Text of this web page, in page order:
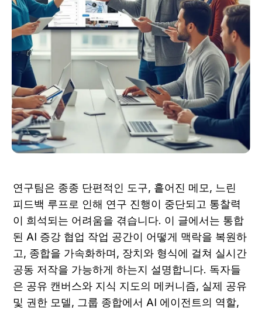
연구팀은 종종 단편적인 도구, 흩어진 메모, 느린
피드백 루프로 인해 연구 진행이 중단되고 통찰력
이 희석되는 어려움을 겪습니다. 이 글에서는 통합
된 AI 증강 협업 작업 공간이 어떻게 맥락을 복원하
고, 종합을 가속화하며, 장치와 형식에 걸쳐 실시간
공동 저작을 가능하게 하는지 설명합니다. 독자들
은 공유 캔버스와 지식 지도의 메커니즘, 실제 공유
및 권한 모델, 그룹 종합에서 AI 에이전트의 역할,